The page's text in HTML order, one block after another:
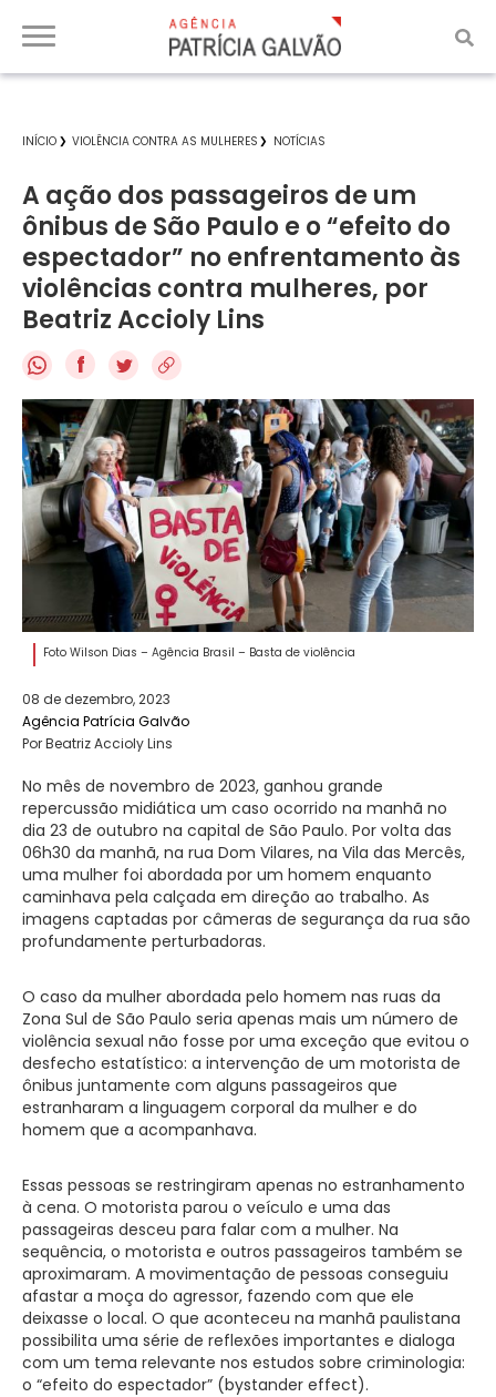
INÍCIO VIOLÊNCIA CONTRA AS MULHERES NOTÍCIAS
A ação dos passageiros de um
ônibus de São Paulo e o “efeito do
espectador” no enfrentamento às
violências contra mulheres, por
Beatriz Accioly Lins
f
Foto Wilson Dias – Agência Brasil – Basta de violência
08 de dezembro, 2023
Agência Patrícia Galvão
Por Beatriz Accioly Lins
No mês de novembro de 2023, ganhou grande
repercussão midiática um caso ocorrido na manhã no
dia 23 de outubro na capital de São Paulo. Por volta das
06h30 da manhã, na rua Dom Vilares, na Vila das Mercês,
uma mulher foi abordada por um homem enquanto
caminhava pela calçada em direção ao trabalho. As
imagens captadas por câmeras de segurança da rua são
profundamente perturbadoras.
O caso da mulher abordada pelo homem nas ruas da
Zona Sul de São Paulo seria apenas mais um número de
violência sexual não fosse por uma exceção que evitou o
desfecho estatístico: a intervenção de um motorista de
ônibus juntamente com alguns passageiros que
estranharam a linguagem corporal da mulher e do
homem que a acompanhava.
Essas pessoas se restringiram apenas no estranhamento
à cena. O motorista parou o veículo e uma das
passageiras desceu para falar com a mulher. Na
sequência, o motorista e outros passageiros também se
aproximaram. A movimentação de pessoas conseguiu
afastar a moça do agressor, fazendo com que ele
deixasse o local. O que aconteceu na manhã paulistana
possibilita uma série de reflexões importantes e dialoga
com um tema relevante nos estudos sobre criminologia:
o “efeito do espectador” (bystander effect).